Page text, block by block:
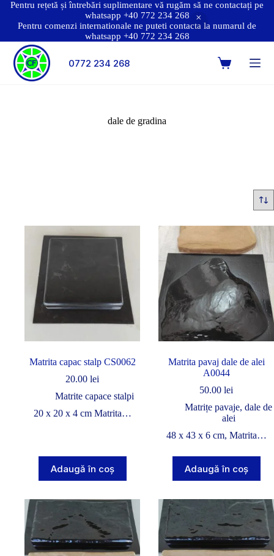
Pentru rețetă și întrebări suplimentare vă rugăm să ne contactați pe
whatsapp +40 772 234 268
Pentru comenzi internationale ne puteti contacta la numarul de
whatsapp +40 772 234 268
0772 234 268
dale de gradina
Matrita capac stalp CS0062
20.00 lei
Matrite capace stalpi
20 x 20 x 4 cm Matrita…
Adaugă în coș
Matrita pavaj dale de alei
A0044
50.00 lei
Matrițe pavaje, dale de
alei
48 x 43 x 6 cm, Matrita…
Adaugă în coș